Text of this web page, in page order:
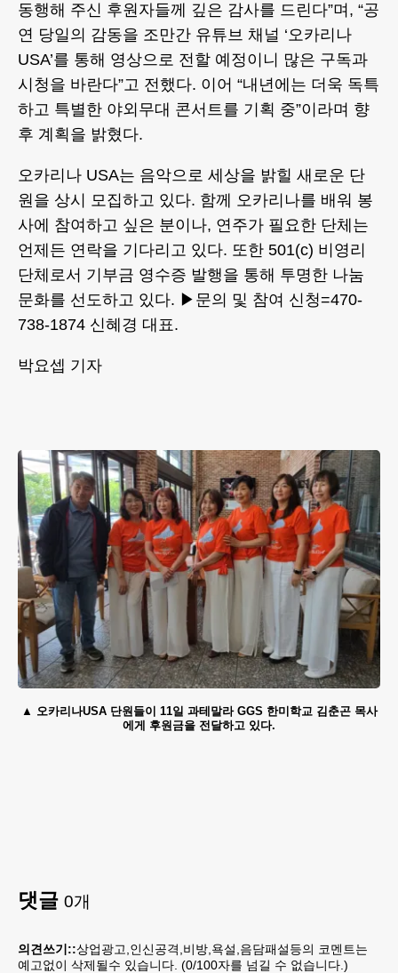
동행해 주신 후원자들께 깊은 감사를 드린다”며, “공
연 당일의 감동을 조만간 유튜브 채널 ‘오카리나
USA’를 통해 영상으로 전할 예정이니 많은 구독과
시청을 바란다”고 전했다. 이어 “내년에는 더욱 독특
하고 특별한 야외무대 콘서트를 기획 중”이라며 향
후 계획을 밝혔다.
오카리나 USA는 음악으로 세상을 밝힐 새로운 단
원을 상시 모집하고 있다. 함께 오카리나를 배워 봉
사에 참여하고 싶은 분이나, 연주가 필요한 단체는
언제든 연락을 기다리고 있다. 또한 501(c) 비영리
단체로서 기부금 영수증 발행을 통해 투명한 나눔
문화를 선도하고 있다. ▶문의 및 참여 신청=470-
738-1874 신혜경 대표.
박요셉 기자
오카리나USA 단원들이 11일 과테말라 GGS 한미학교 김춘곤 목사
에게 후원금을 전달하고 있다.
댓글 0개
의견쓰기::상업광고,인신공격,비방,욕설,음담패설등의 코멘트는
예고없이 삭제될수 있습니다. (0/100자를 넘길 수 없습니다.)